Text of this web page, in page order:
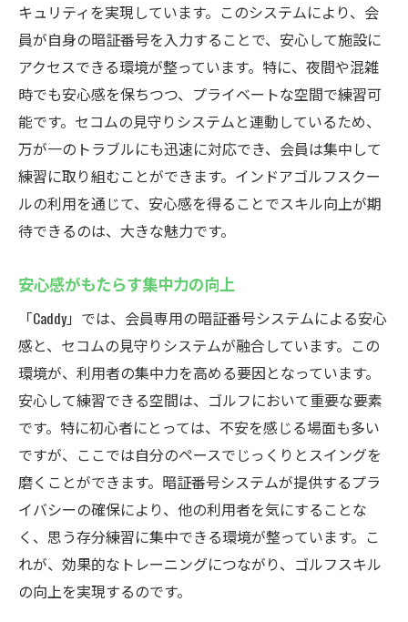
キュリティを実現しています。このシステムにより、会
員が自身の暗証番号を入力することで、安心して施設に
アクセスできる環境が整っています。特に、夜間や混雑
時でも安心感を保ちつつ、プライベートな空間で練習可
能です。セコムの見守りシステムと連動しているため、
万が一のトラブルにも迅速に対応でき、会員は集中して
練習に取り組むことができます。インドアゴルフスクー
ルの利用を通じて、安心感を得ることでスキル向上が期
待できるのは、大きな魅力です。
安心感がもたらす集中力の向上
「Caddy」では、会員専用の暗証番号システムによる安心
感と、セコムの見守りシステムが融合しています。この
環境が、利用者の集中力を高める要因となっています。
安心して練習できる空間は、ゴルフにおいて重要な要素
です。特に初心者にとっては、不安を感じる場面も多い
ですが、ここでは自分のペースでじっくりとスイングを
磨くことができます。暗証番号システムが提供するプラ
イバシーの確保により、他の利用者を気にすることな
く、思う存分練習に集中できる環境が整っています。こ
れが、効果的なトレーニングにつながり、ゴルフスキル
の向上を実現するのです。